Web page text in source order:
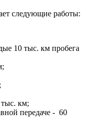
следующие работы:
10 тыс. км пробега
тыс. км;
передаче - 60